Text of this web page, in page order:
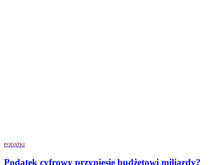
PODATKI
Podatek cyfrowy przyniesie budżetowi miliardy?